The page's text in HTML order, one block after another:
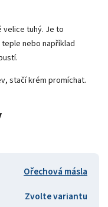
tuhý. Je to
nebo například
stačí krém promíchat.
Ořechová másla
Zvolte variantu